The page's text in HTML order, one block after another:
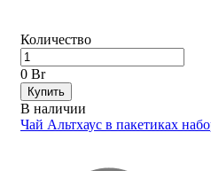
Количество
0 Br
Купить
В наличии
Чай Альтхаус в пакетиках